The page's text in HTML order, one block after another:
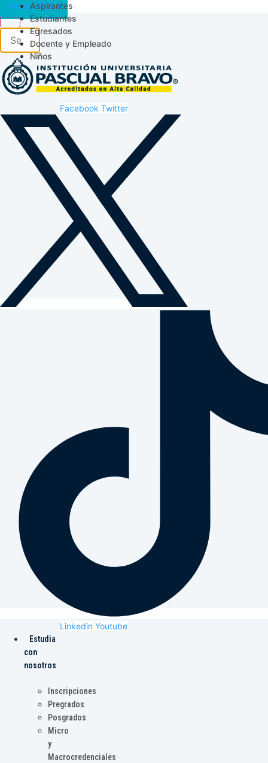
Aspirantes
Estudiantes
Egresados
Docente y Empleado
Niños
Acceso SICAU
Facebook Twitter
Linkedin Youtube
Estudia
con
nosotros
Inscripciones
Pregrados
Posgrados
Micro
y
Macrocredenciales